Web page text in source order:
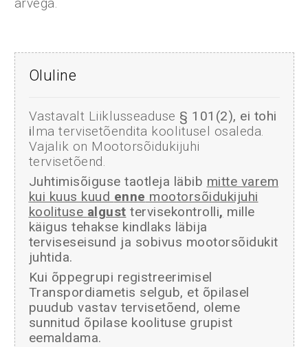
arvega.
Oluline
Vastavalt Liiklusseaduse § 101(2), ei tohi
ilma tervisetõendita koolitusel osaleda.
Vajalik on Mootorsõidukijuhi
tervisetõend.
Juhtimisõiguse taotleja läbib mitte varem
kui kuus kuud enne mootorsõidukijuhi
koolituse algust tervisekontrolli, mille
käigus tehakse kindlaks läbija
terviseseisund ja sobivus mootorsõidukit
juhtida.
Kui õppegrupi registreerimisel
Transpordiametis selgub, et õpilasel
puudub vastav tervisetõend, oleme
sunnitud õpilase koolituse grupist
eemaldama.